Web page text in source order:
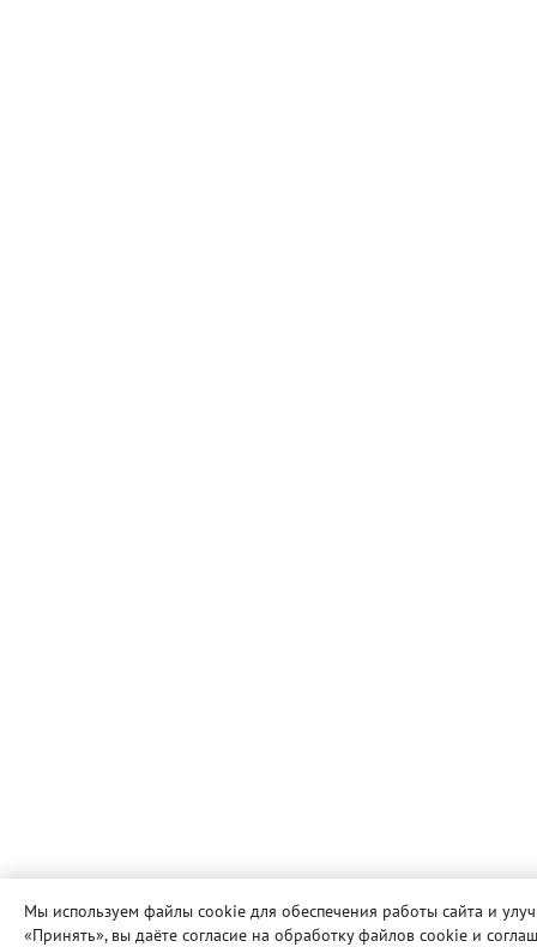
Мы используем файлы cookie для обеспечения работы сайта и
«Принять», вы даёте согласие на обработку файлов cookie и